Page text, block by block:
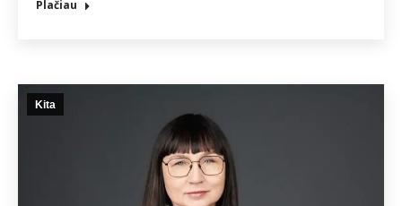
Plačiau
Kita